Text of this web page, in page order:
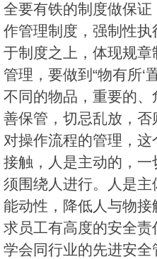
全要有铁的制度做保
作管理制度，强制性
于制度之上，体现规
管理，要做到“物有所‘
不同的物品，重要的
善保管，切忌乱放，否
对操作流程的管理，
接触，人是主动的，
须围绕人进行。人是
能动性，降低人与物
求员工有高度的安全
学会同行业的先进安